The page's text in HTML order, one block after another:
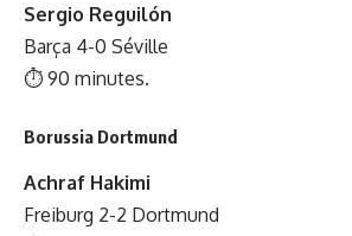
Sergio Reguilón
Barça 4-0 Séville
⏱ 90 minutes.
Borussia Dortmund
Achraf Hakimi
Freiburg 2-2 Dortmund